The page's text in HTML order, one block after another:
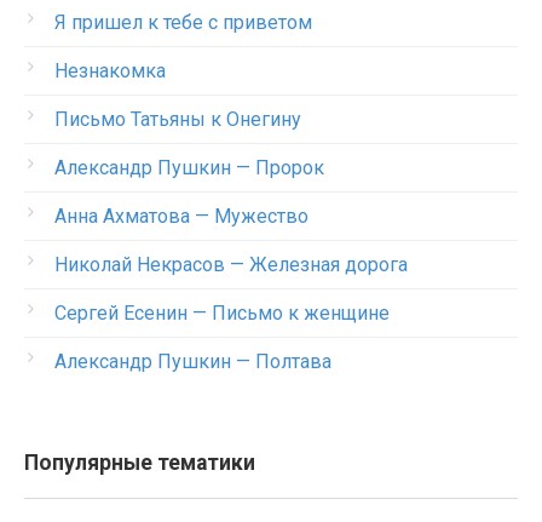
Я пришел к тебе с приветом
Незнакомка
Письмо Татьяны к Онегину
Александр Пушкин — Пророк
Анна Ахматова — Мужество
Николай Некрасов — Железная дорога
Сергей Есенин — Письмо к женщине
Александр Пушкин — Полтава
Популярные тематики